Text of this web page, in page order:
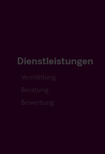
Dienstleistungen
Vermittlung
Beratung
Bewertung